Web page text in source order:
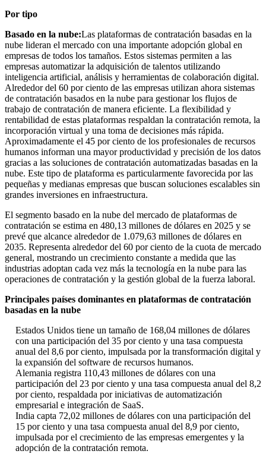
Por tipo
Basado en la nube:Las plataformas de contratación basadas en la
nube lideran el mercado con una importante adopción global en
empresas de todos los tamaños. Estos sistemas permiten a las
empresas automatizar la adquisición de talentos utilizando
inteligencia artificial, análisis y herramientas de colaboración digital.
Alrededor del 60 por ciento de las empresas utilizan ahora sistemas
de contratación basados ​​en la nube para gestionar los flujos de
trabajo de contratación de manera eficiente. La flexibilidad y
rentabilidad de estas plataformas respaldan la contratación remota, la
incorporación virtual y una toma de decisiones más rápida.
Aproximadamente el 45 por ciento de los profesionales de recursos
humanos informan una mayor productividad y precisión de los datos
gracias a las soluciones de contratación automatizadas basadas en la
nube. Este tipo de plataforma es particularmente favorecida por las
pequeñas y medianas empresas que buscan soluciones escalables sin
grandes inversiones en infraestructura.
El segmento basado en la nube del mercado de plataformas de
contratación se estima en 480,13 millones de dólares en 2025 y se
prevé que alcance alrededor de 1.079,63 millones de dólares en
2035. Representa alrededor del 60 por ciento de la cuota de mercado
general, mostrando un crecimiento constante a medida que las
industrias adoptan cada vez más la tecnología en la nube para las
operaciones de contratación y la gestión global de la fuerza laboral.
Principales países dominantes en plataformas de contratación
basadas en la nube
Estados Unidos tiene un tamaño de 168,04 millones de dólares
con una participación del 35 por ciento y una tasa compuesta
anual del 8,6 por ciento, impulsada por la transformación digital y
la expansión del software de recursos humanos.
Alemania registra 110,43 millones de dólares con una
participación del 23 por ciento y una tasa compuesta anual del 8,2
por ciento, respaldada por iniciativas de automatización
empresarial e integración de SaaS.
India capta 72,02 millones de dólares con una participación del
15 por ciento y una tasa compuesta anual del 8,9 por ciento,
impulsada por el crecimiento de las empresas emergentes y la
adopción de la contratación remota.